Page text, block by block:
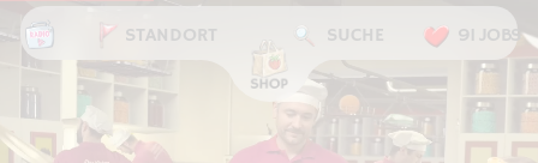
STANDORT SUCHE 91 JOBS